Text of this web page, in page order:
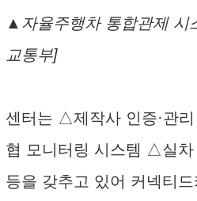
▲자율주행차 통합관제 시
교통부]
센터는 △제작사 인증·관
협 모니터링 시스템 △실차
등을 갖추고 있어 커넥티드